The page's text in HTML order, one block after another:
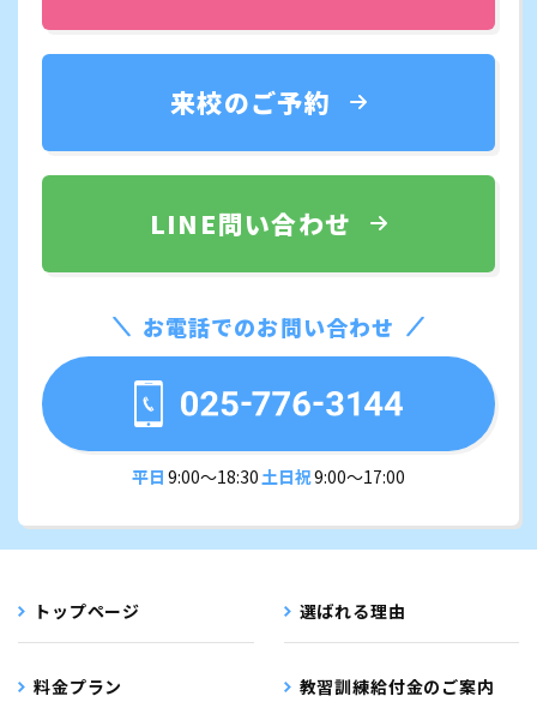
来校のご予約
LINE問い合わせ
お電話でのお問い合わせ
平日 9:00〜18:30土日祝9:00〜17:00
トップページ 選ばれる理由
料金プラン 教習訓練給付金のご案内